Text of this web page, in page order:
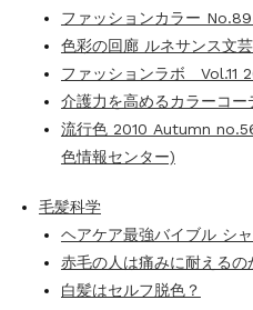
ファッションカラー
色彩の回廊 ルネサンス文
ファッションラボ Vol.11
介護力を高めるカラーコ
流行色 2010 Autumn
色情報センター)
毛髪科学
ヘアケア最強バイブル シ
赤毛の人は痛みに耐えるの
白髪はセルフ脱色？